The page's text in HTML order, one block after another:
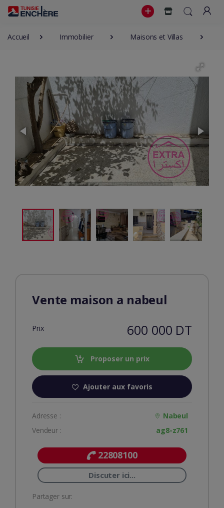
Accueil Immobilier Maisons et Villas
Vente maison a nabeul
Prix 600 000 DT
Proposer un prix
Ajouter aux favoris
Adresse :
Nabeul
Vendeur :
ag8-z761
22808100
Discuter ici...
Partager sur: